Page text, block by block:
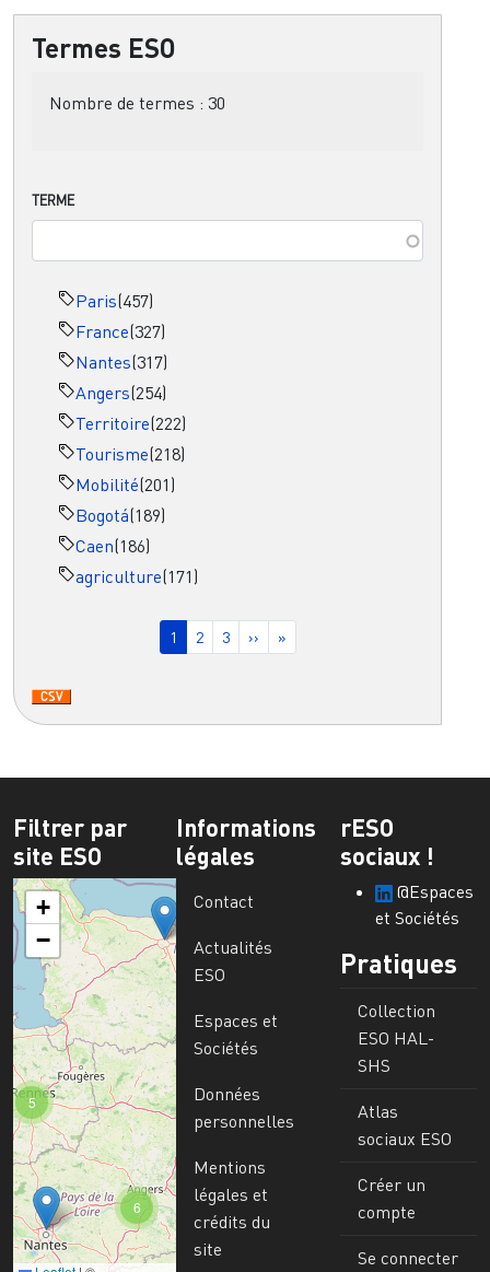
Termes ESO
Nombre de termes : 30
TERME
Paris(457)
France(327)
Nantes(317)
Angers(254)
Territoire(222)
Tourisme(218)
Mobilité(201)
Bogotá(189)
Caen(186)
agriculture(171)
Page courante
1 Page
2 Page
3 Page suivante
›› Dernière page
»
Filtrer par
site ESO
6
5
+
−
Informations
légales
Contact
Actualités
ESO
Espaces et
Sociétés
Données
personnelles
Mentions
légales et
crédits du
site
rESO
sociaux !
@Espaces
et Sociétés
Pratiques
Collection
ESO HAL-
SHS
Atlas
sociaux ESO
Créer un
compte
Se connecter